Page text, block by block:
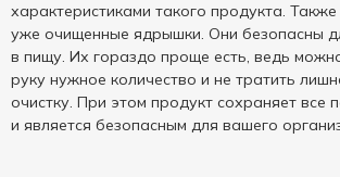
характеристиками такого продукта.
уже очищенные ядрышки. Они безопасны
в пищу. Их гораздо проще есть, ведь
руку нужное количество и не тратить
очистку. При этом продукт сохраняет все
и является безопасным для вашего